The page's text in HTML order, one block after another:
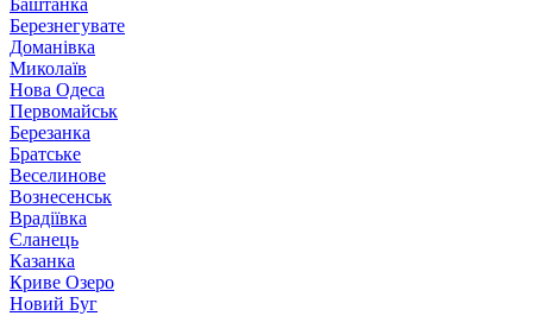
Баштанка
Березнегувате
Доманівка
Миколаїв
Нова Одеса
Первомайськ
Березанка
Братське
Веселинове
Вознесенськ
Врадіївка
Єланець
Казанка
Криве Озеро
Новий Буг